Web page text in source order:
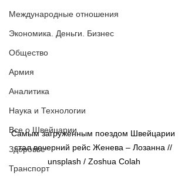
Международные отношения
Экономика. Деньги. Бизнес
Общество
Армия
Аналитика
Наука и Технологии
Все о Швейцарии
Здоровье
Транспорт
Самым загруженным поездом Швейцарии
стал вечерний рейс Женева – Лозанна //
unsplash / Zoshua Colah